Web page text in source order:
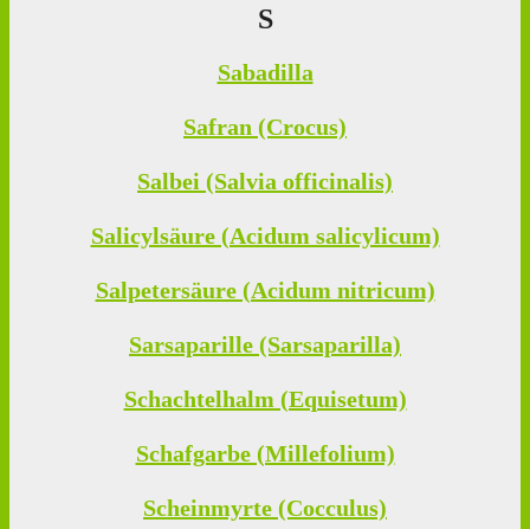
S
Sabadilla
Safran (Crocus)
Salbei (Salvia officinalis)
Salicylsäure (Acidum salicylicum)
Salpetersäure (Acidum nitricum)
Sarsaparille (Sarsaparilla)
Schachtelhalm (Equisetum)
Schafgarbe (Millefolium)
Scheinmyrte (Cocculus)